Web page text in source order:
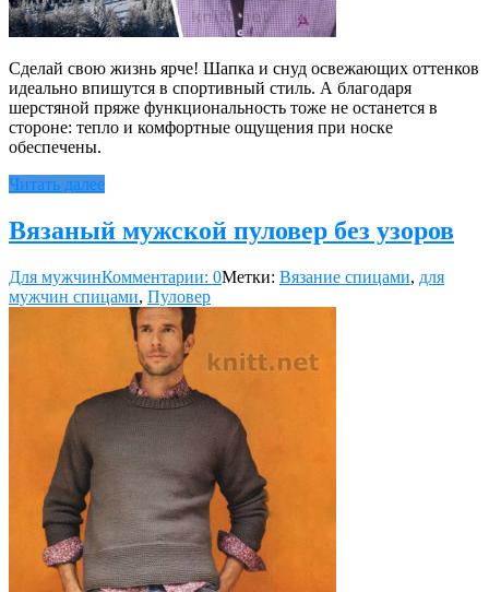
Сделай свою жизнь ярче! Шапка и снуд освежающих оттенков
идеально впишутся в спортивный стиль. А благодаря
шерстяной пряже функциональность тоже не останется в
стороне: тепло и комфортные ощущения при носке
обеспечены.
Читать далее
Вязаный мужской пуловер без узоров
Для мужчинКомментарии: 0Метки: Вязание спицами, для
мужчин спицами, Пуловер